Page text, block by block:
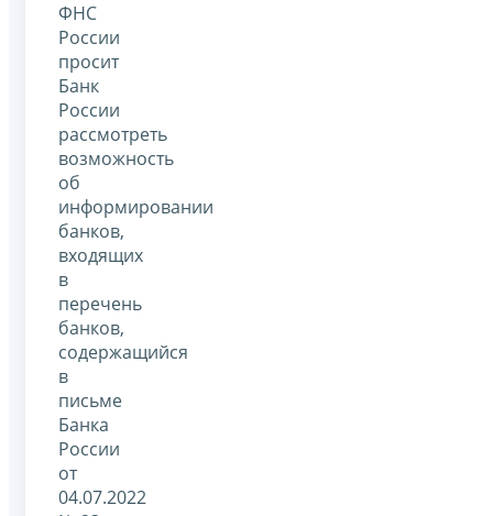
ФНС
России
просит
Банк
России
рассмотреть
возможность
об
информировании
банков,
входящих
в
перечень
банков,
содержащийся
в
письме
Банка
России
от
04.07.2022